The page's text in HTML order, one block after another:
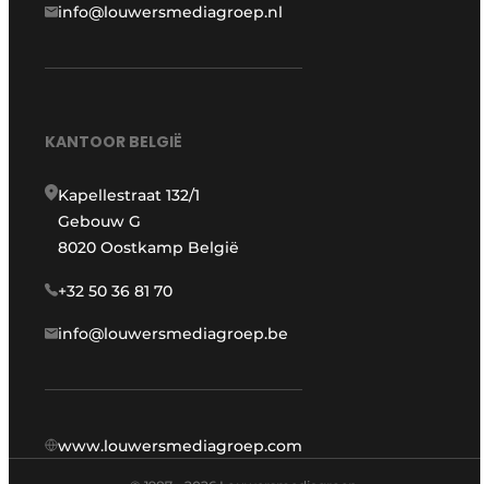
info@louwersmediagroep.nl
KANTOOR BELGIË
Kapellestraat 132/1
Gebouw G
8020 Oostkamp België
+32 50 36 81 70
info@louwersmediagroep.be
www.louwersmediagroep.com